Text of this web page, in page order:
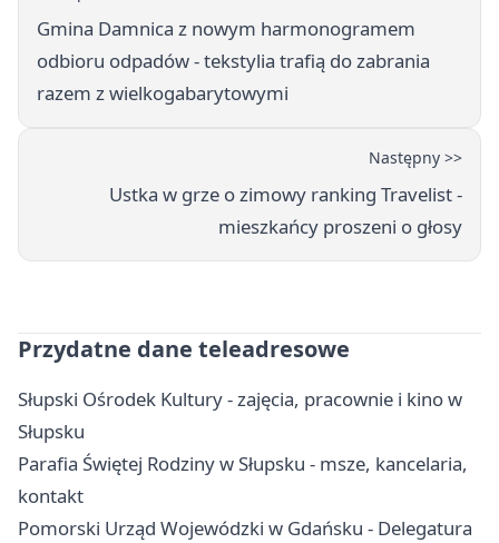
Gmina Damnica z nowym harmonogramem
odbioru odpadów - tekstylia trafią do zabrania
razem z wielkogabarytowymi
Następny >>
Ustka w grze o zimowy ranking Travelist -
mieszkańcy proszeni o głosy
Przydatne dane teleadresowe
Słupski Ośrodek Kultury - zajęcia, pracownie i kino w
Słupsku
Parafia Świętej Rodziny w Słupsku - msze, kancelaria,
kontakt
Pomorski Urząd Wojewódzki w Gdańsku - Delegatura